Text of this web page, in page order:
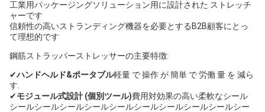
工業用パッケージングソリューション用に設計された ストレッチ
ャーです
信頼性の高いストランディング機器を必要とするB2B顧客にとっ
て理想的です
鋼筋ストラッパーストレッサーの主要特徴:
✔ハンドヘルド&ポータブル軽量 で 操作 が 簡単 で 労働 量 を 減ら
す.
✔モジュール式設計 (個別ツール)費用対効果の高い柔軟なシール
シールシールシールシールシールシールシールシールシールシー